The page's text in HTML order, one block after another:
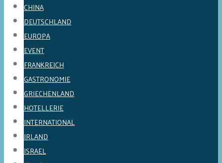
CHINA
DEUTSCHLAND
EUROPA
EVENT
FRANKREICH
GASTRONOMIE
GRIECHENLAND
HOTELLERIE
INTERNATIONAL
IRLAND
ISRAEL